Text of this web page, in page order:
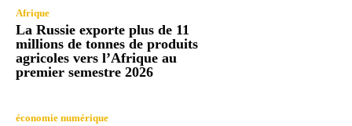
Afrique
La Russie exporte plus de 11
millions de tonnes de produits
agricoles vers l’Afrique au
premier semestre 2026
économie numérique